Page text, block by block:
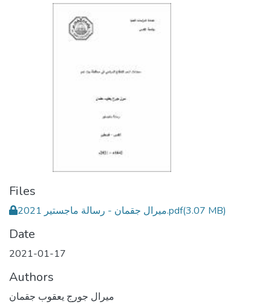
Files
ميرال جقمان - رسالة ماجستير 2021.pdf(3.07 MB)
Date
2021-01-17
Authors
ميرال جورج يعقوب جقمان